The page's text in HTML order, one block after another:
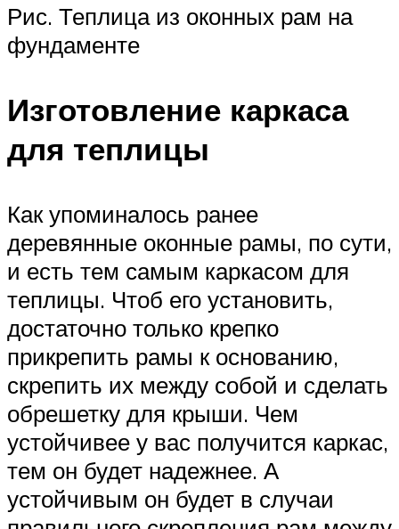
Рис. Теплица из оконных рам на
фундаменте
Изготовление каркаса
для теплицы
Как упоминалось ранее
деревянные оконные рамы, по сути,
и есть тем самым каркасом для
теплицы. Чтоб его установить,
достаточно только крепко
прикрепить рамы к основанию,
скрепить их между собой и сделать
обрешетку для крыши. Чем
устойчивее у вас получится каркас,
тем он будет надежнее. А
устойчивым он будет в случаи